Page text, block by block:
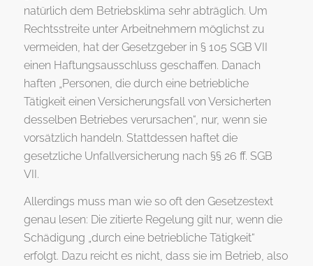
natürlich dem Betriebsklima sehr abträglich. Um
Rechtsstreite unter Arbeitnehmern möglichst zu
vermeiden, hat der Gesetzgeber in § 105 SGB VII
einen Haftungsausschluss geschaffen. Danach
haften „Personen, die durch eine betriebliche
Tätigkeit einen Versicherungsfall von Versicherten
desselben Betriebes verursachen“, nur, wenn sie
vorsätzlich handeln. Stattdessen haftet die
gesetzliche Unfallversicherung nach §§ 26 ff. SGB
VII.
Allerdings muss man wie so oft den Gesetzestext
genau lesen: Die zitierte Regelung gilt nur, wenn die
Schädigung „durch eine betriebliche Tätigkeit“
erfolgt. Dazu reicht es nicht, dass sie im Betrieb, also